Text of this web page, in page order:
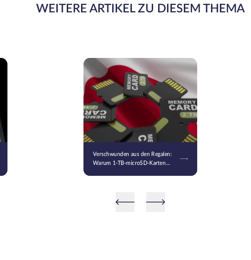
WEITERE ARTIKEL ZU DIESEM THEMA
Verschwunden aus den Regalen:
Warum 1-TB-microSD-Karten